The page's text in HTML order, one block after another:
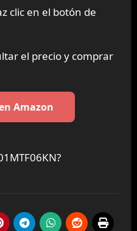
clic en el botón de
el precio y comprar
Amazon